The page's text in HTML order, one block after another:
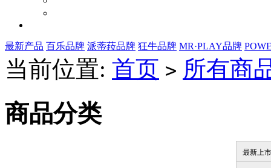
最新产品 百乐品牌 派蒂菈品牌 狂牛品牌 MR·PLAY品牌
当前位置: 首页 > 所有商
商品分类
最新上市